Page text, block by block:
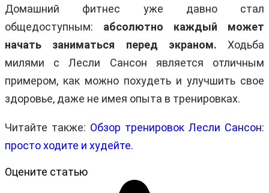
Домашний фитнес уже давно стал
общедоступным: абсолютно каждый может
начать заниматься перед экраном. Ходьба
милями с Лесли Сансон является отличным
примером, как можно похудеть и улучшить свое
здоровье, даже не имея опыта в тренировках.
Читайте также: Обзор тренировок Лесли Сансон:
просто ходите и худейте.
Оцените статью